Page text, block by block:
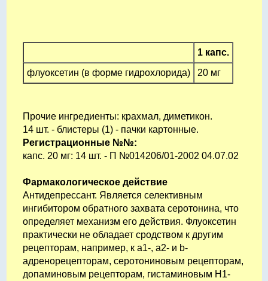
1 капс.
флуоксетин (в форме гидрохлорида)
20 мг
Прочие ингредиенты: крахмал, диметикон.
14 шт. - блистеры (1) - пачки картонные.
Регистрационные №№:
капс. 20 мг: 14 шт. - П №014206/01-2002 04.07.02
Фармакологическое действие
Антидепрессант. Является селективным
ингибитором обратного захвата серотонина, что
определяет механизм его действия. Флуоксетин
практически не обладает сродством к другим
рецепторам, например, к a1-, a2- и b-
адренорецепторам, серотониновым рецепторам,
допаминовым рецепторам, гистаминовым H1-